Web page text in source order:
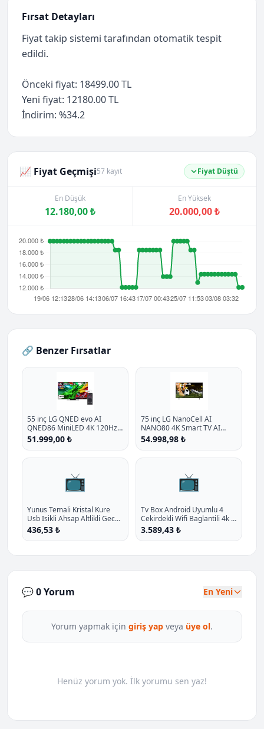
Fırsat Detayları
Fiyat takip sistemi tarafından otomatik tespit
edildi.
Önceki fiyat: 18499.00 TL
Yeni fiyat: 12180.00 TL
İndirim: %34.2
📈 Fiyat Geçmişi57 kayıt Fiyat Düştü
En Düşük
12.180,00 ₺
En Yüksek
20.000,00 ₺
🔗 Benzer Fırsatlar
55 inç LG QNED evo AI
QNED86 MiniLED 4K 120Hz
Smart TV AI Sihirli Kumanda
webOS25 2025
51.999,00 ₺
75 inç LG NanoCell AI
NANO80 4K Smart TV AI
Sihirli Kumanda HDR10
webOS25 2025
54.998,98 ₺
📺
Yunus Temali Kristal Kure
Usb Isikli Ahsap Altlikli Gece
Lambasi P - %10.3 İndirim
436,53 ₺
📺
Tv Box Android Uyumlu 4
Cekirdekli Wifi Baglantili 4k P
- %12.4 İndirim
3.589,43 ₺
💬 0 Yorum En Yeni
Yorum yapmak için giriş yap veya üye ol.
Henüz yorum yok. İlk yorumu sen yaz!